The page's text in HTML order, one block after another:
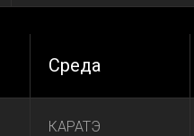
Среда
КАРАТЭ